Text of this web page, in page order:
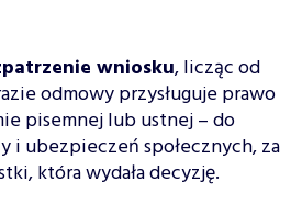
wniosku, licząc od
odmowy przysługuje prawo
pisemnej lub ustnej – do
i ubezpieczeń społecznych, za
która wydała decyzję.